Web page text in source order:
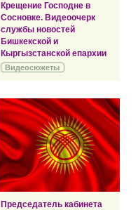
Крещение Господне в
Сосновке. Видеоочерк
службы новостей
Бишкекской и
Кыргызстанской епархии
Видеосюжеты
Председатель кабинета